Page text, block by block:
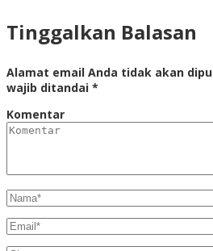
Tinggalkan Balasan
Alamat email Anda tidak akan
wajib ditandai *
Komentar